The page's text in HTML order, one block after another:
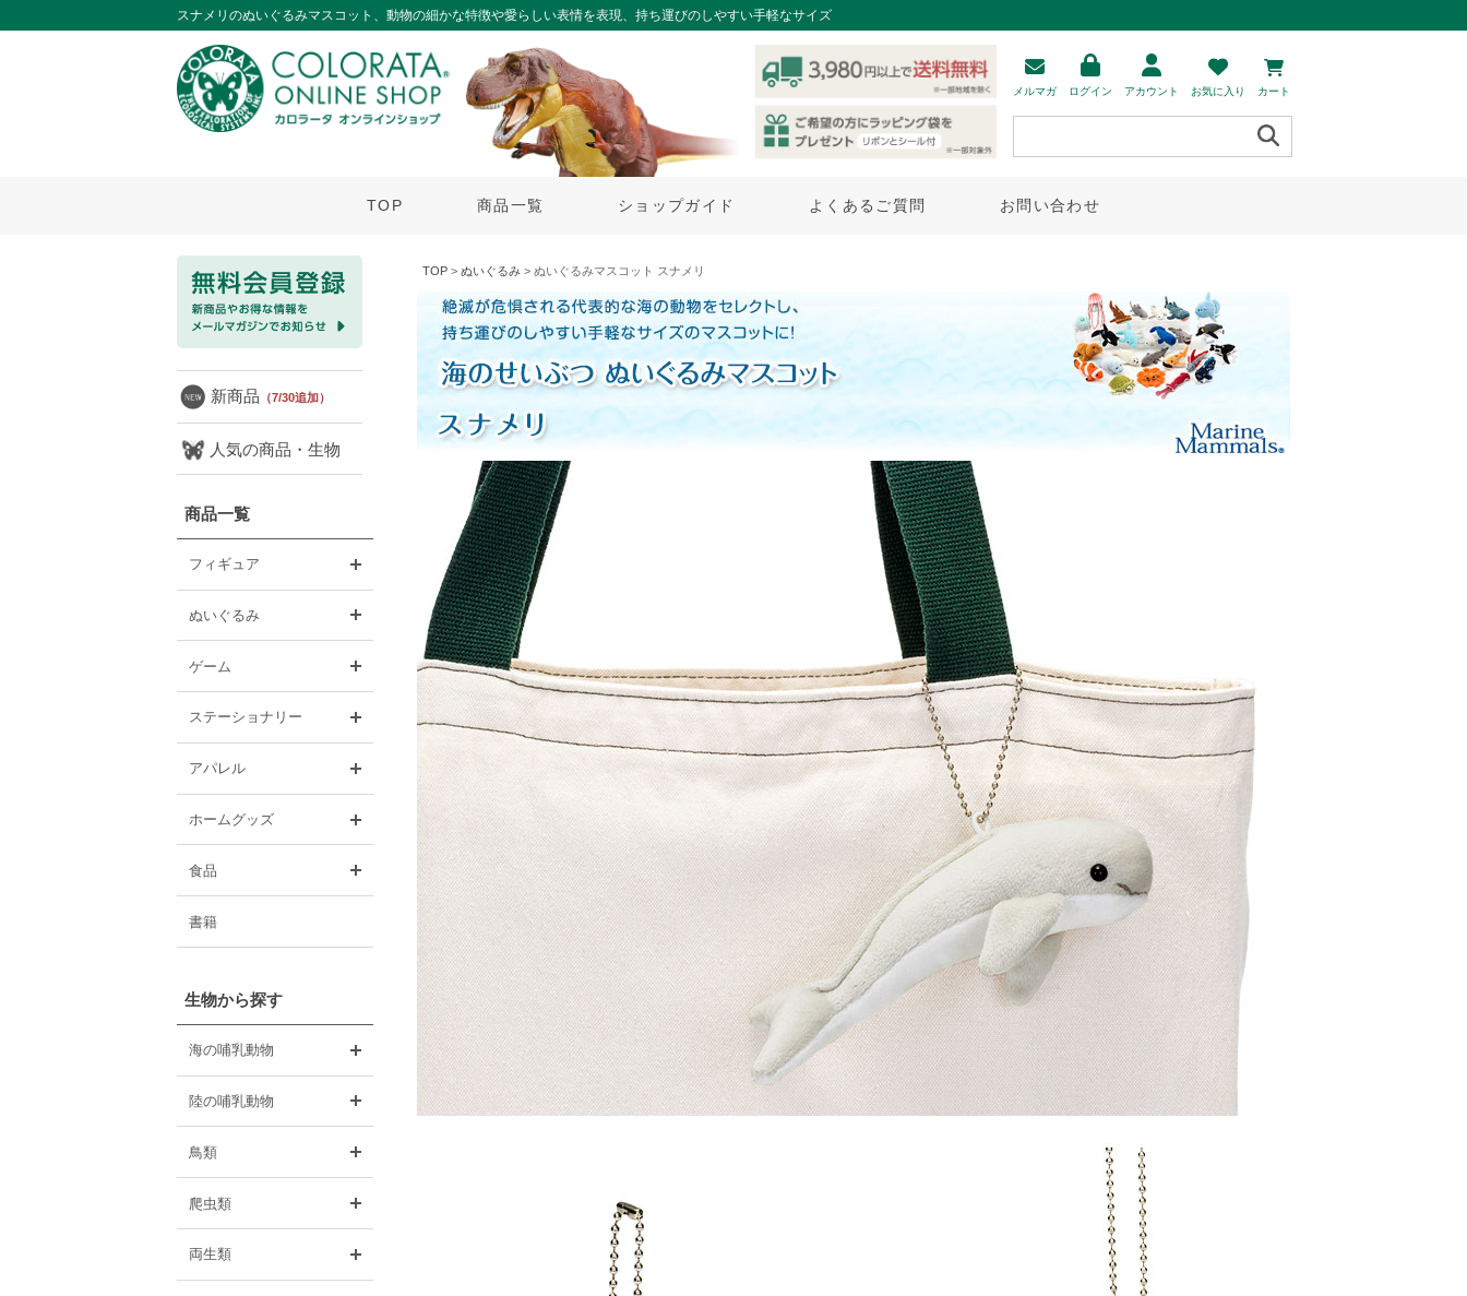
スナメリのぬいぐるみマスコット、動物の細かな特徴や愛らしい表情を表現、持ち運びのしやすい手軽なサイズ
メルマガ ログイン アカウント お気に入り カート
TOP 商品一覧 ショップガイド よくあるご質問 お問い合わせ
新商品 （7/30追加）
人気の商品・生物
商品一覧
フィギュア
ぬいぐるみ
ゲーム
ステーショナリー
アパレル
ホームグッズ
食品
書籍
生物から探す
海の哺乳動物
陸の哺乳動物
鳥類
爬虫類
両生類
TOP > ぬいぐるみ > ぬいぐるみマスコット スナメリ